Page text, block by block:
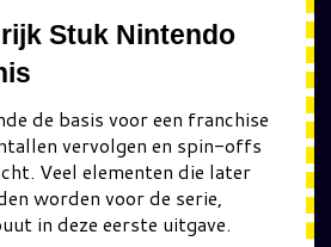
Stuk Nintendo
de basis voor een franchise
vervolgen en spin-offs
Veel elementen die later
worden voor de serie,
in deze eerste uitgave.